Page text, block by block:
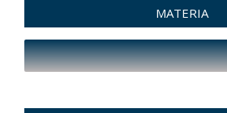
MATERIA